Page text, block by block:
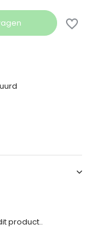
product..